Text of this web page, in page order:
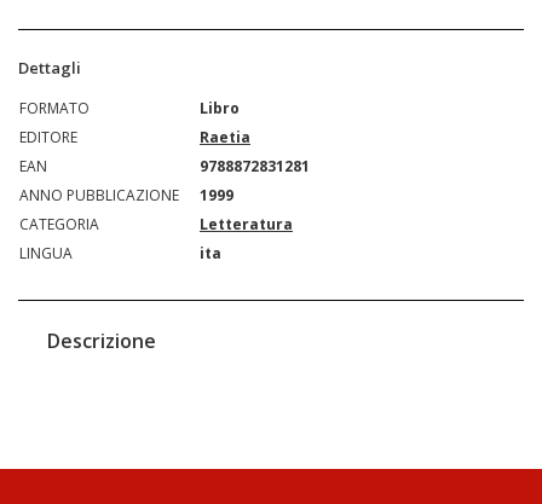
Dettagli
FORMATO
Libro
EDITORE
Raetia
EAN
9788872831281
ANNO PUBBLICAZIONE
1999
CATEGORIA
Letteratura
LINGUA
ita
Descrizione